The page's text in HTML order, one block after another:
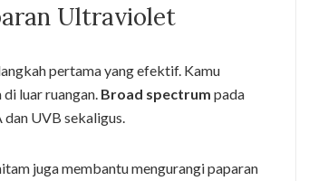
Ultraviolet
pertama yang efektif. Kamu
luar ruangan. Broad spectrum pada
UVB sekaligus.
juga membantu mengurangi paparan